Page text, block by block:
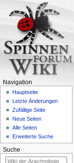
Navigation
Hauptseite
Letzte Änderungen
Zufällige Seite
Neue Seiten
Alle Seiten
Erweiterte Suche
Suche